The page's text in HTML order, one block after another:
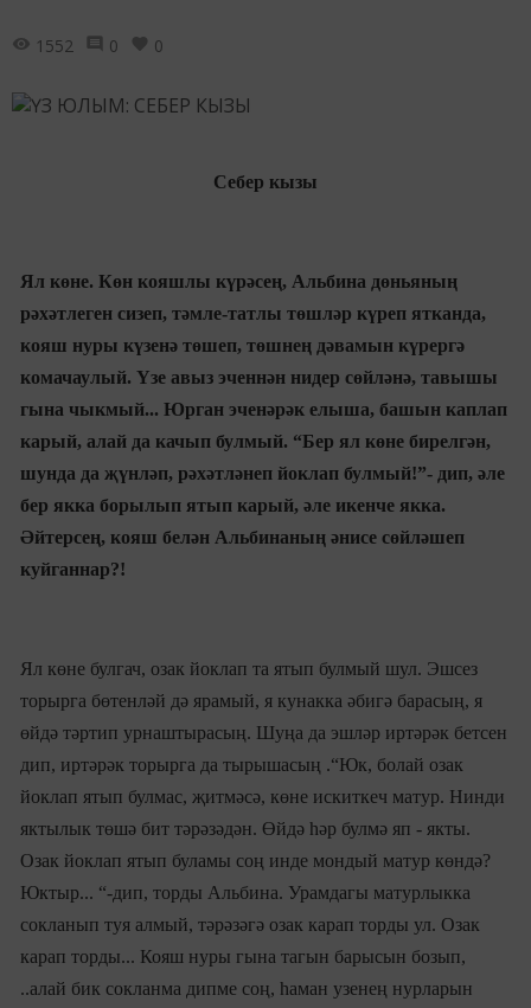
1552 0 0
Себер кызы
Ял көне. Көн кояшлы күрәсең, Альбина дөньяның
рәхәтлеген сизеп, тәмле-татлы төшләр күреп ятканда,
кояш нуры күзенә төшеп, төшнең дәвамын күрергә
комачаулый. Үзе авыз эченнән нидер сөйләнә, тавышы
гына чыкмый... Юрган эченәрәк елыша, башын каплап
карый, алай да качып булмый. “Бер ял көне бирелгән,
шунда да җүнләп, рәхәтләнеп йоклап булмый!”- дип, әле
бер якка борылып ятып карый, әле икенче якка.
Әйтерсең, кояш белән Альбинаның әнисе сөйләшеп
куйганнар?!
Ял көне булгач, озак йоклап та ятып булмый шул. Эшсез
торырга бөтенләй дә ярамый, я кунакка әбигә барасың, я
өйдә тәртип урнаштырасың. Шуңа да эшләр иртәрәк бетсен
дип, иртәрәк торырга да тырышасың .“Юк, болай озак
йоклап ятып булмас, җитмәсә, көне искиткеч матур. Нинди
яктылык төшә бит тәрәзәдән. Өйдә һәр булмә яп - якты.
Озак йоклап ятып буламы соң инде мондый матур көндә?
Юктыр... “-дип, торды Альбина. Урамдагы матурлыкка
сокланып туя алмый, тәрәзәгә озак карап торды ул. Озак
карап торды... Кояш нуры гына тагын барысын бозып,
..алай бик сокланма дипме соң, һаман узенең нурларын